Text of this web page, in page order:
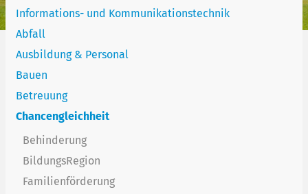
Informations- und Kommunikationstechnik
Abfall
Ausbildung & Personal
Bauen
Betreuung
Chancengleichheit
Behinderung
BildungsRegion
Familienförderung